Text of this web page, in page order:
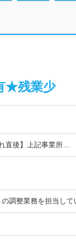
★残業少
直後】上記事業所…
調整業務を担当し